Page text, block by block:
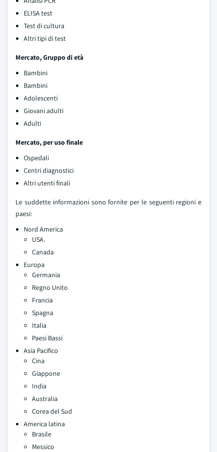
ELISA test
Test di cultura
Altri tipi di test
Mercato, Gruppo di età
Bambini
Bambini
Adolescenti
Giovani adulti
Adulti
Mercato, per uso finale
Ospedali
Centri diagnostici
Altri utenti finali
Le suddette informazioni sono fornite per le seguenti regioni e
paesi:
Nord America
USA.
Canada
Europa
Germania
Regno Unito
Francia
Spagna
Italia
Paesi Bassi
Asia Pacifico
Cina
Giappone
India
Australia
Corea del Sud
America latina
Brasile
Messico